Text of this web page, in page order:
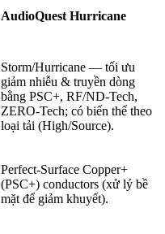
AudioQuest Hurricane
Storm/Hurricane — tối ưu
giảm nhiễu & truyền dòng
bằng PSC+, RF/ND-Tech,
ZERO-Tech; có biến thể theo
loại tải (High/Source).
Perfect-Surface Copper+
(PSC+) conductors (xử lý bề
mặt để giảm khuyết).